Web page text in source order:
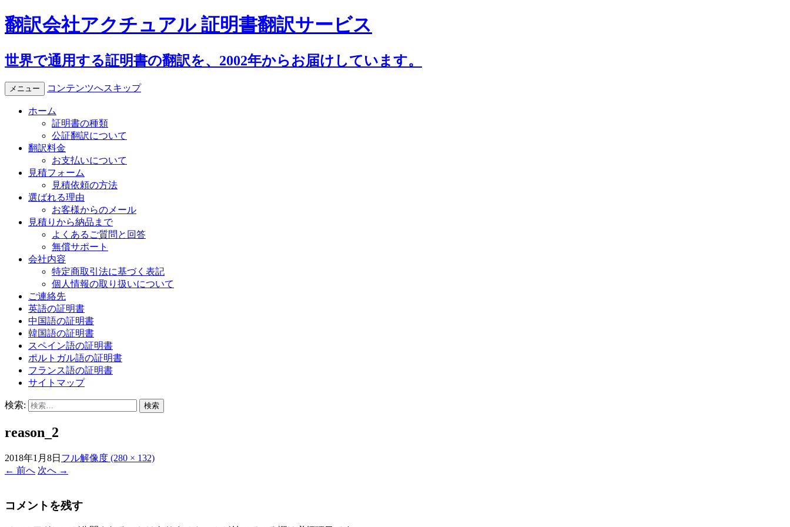
翻訳会社アクチュアル 証明書翻訳サービス
世界で通用する証明書の翻訳を、2002年からお届けしています。
メニュー コンテンツへスキップ
ホーム
証明書の種類
公証翻訳について
翻訳料金
お支払いについて
見積フォーム
見積依頼の方法
選ばれる理由
お客様からのメール
見積りから納品まで
よくあるご質問と回答
無償サポート
会社内容
特定商取引法に基づく表記
個人情報の取り扱いについて
ご連絡先
英語の証明書
中国語の証明書
韓国語の証明書
スペイン語の証明書
ポルトガル語の証明書
フランス語の証明書
サイトマップ
検索:
reason_2
2018年1月8日 フル解像度 (280 × 132)
← 前へ 次へ →
コメントを残す